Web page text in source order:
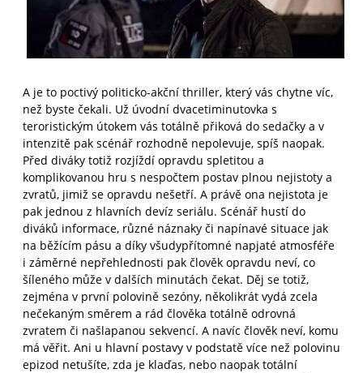
A je to poctivý politicko-akční thriller, který vás chytne víc,
než byste čekali. Už úvodní dvacetiminutovka s
teroristickým útokem vás totálně přiková do sedačky a v
intenzitě pak scénář rozhodně nepolevuje, spíš naopak.
Před diváky totiž rozjíždí opravdu spletitou a
komplikovanou hru s nespočtem postav plnou nejistoty a
zvratů, jimiž se opravdu nešetří. A právě ona nejistota je
pak jednou z hlavních devíz seriálu. Scénář hustí do
diváků informace, různé náznaky či napínavé situace jak
na běžícím pásu a díky všudypřítomné napjaté atmosféře
i záměrné nepřehlednosti pak člověk opravdu neví, co
šíleného může v dalších minutách čekat. Děj se totiž,
zejména v první polovině sezóny, několikrát vydá zcela
nečekaným směrem a rád člověka totálně odrovná
zvratem či našlapanou sekvencí. A navíc člověk neví, komu
má věřit. Ani u hlavní postavy v podstatě více než polovinu
epizod netušíte, zda je klaďas, nebo naopak totální